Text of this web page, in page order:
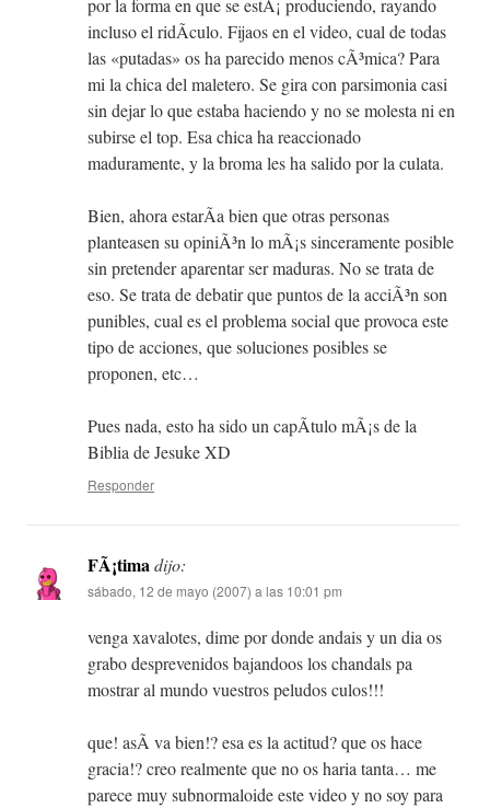
por la forma en que se estÃ¡ produciendo, rayando
incluso el ridÃ­culo. Fijaos en el video, cual de todas
las «putadas» os ha parecido menos cÃ³mica? Para
mi la chica del maletero. Se gira con parsimonia casi
sin dejar lo que estaba haciendo y no se molesta ni en
subirse el top. Esa chica ha reaccionado
maduramente, y la broma les ha salido por la culata.
Bien, ahora estarÃ­a bien que otras personas
planteasen su opiniÃ³n lo mÃ¡s sinceramente posible
sin pretender aparentar ser maduras. No se trata de
eso. Se trata de debatir que puntos de la acciÃ³n son
punibles, cual es el problema social que provoca este
tipo de acciones, que soluciones posibles se
proponen, etc…
Pues nada, esto ha sido un capÃ­tulo mÃ¡s de la
Biblia de Jesuke XD
Responder
FÃ¡timadijo:
sábado, 12 de mayo (2007) a las 10:01 pm
venga xavalotes, dime por donde andais y un dia os
grabo desprevenidos bajandoos los chandals pa
mostrar al mundo vuestros peludos culos!!!
que! asÃ­ va bien!? esa es la actitud? que os hace
gracia!? creo realmente que no os haria tanta… me
parece muy subnormaloide este video y no soy para